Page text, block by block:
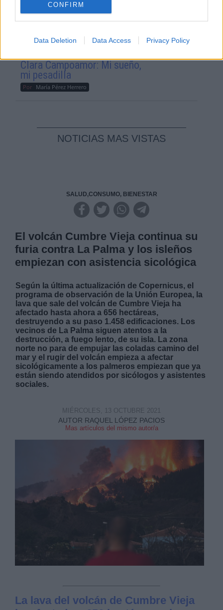
CONFIRM
Data Deletion Data Access Privacy Policy
Reconquista leonesa
Carlos Miranda
Clara Campoamor: Mi sueño,
mi pesadilla
Por María Pérez Herrero
NOTICIAS MAS VISTAS
SALUD,CONSUMO, BIENESTAR
El volcán Cumbre Vieja continua su
furia contra La Palma y los isleños
empiezan con asistencia sicológica
Según la última actualización de Copernicus, el
programa de observación de la Unión Europea, la
lava que sale del volcán de Cumbre Vieja ha
afectado hasta ahora a 656 hectáreas,
destruyendo a su paso 1.458 edificaciones. Los
vecinos de La Palma siguen atentos a la
destrucción, a fuego lento, de su isla. La zona
norte no para de empujar las coladas camino del
mar y el rugir del volcán empieza a afectar
sicológicamente a los palmeros empiezan que ya
están siendo atendidos por sicólogos y asistentes
sociales.
AUTOR RAQUEL LÓPEZ PACIOS
Mas artículos del mismo autor/a
MIÉRCOLES, 13 OCTUBRE 2021
La lava del volcán de Cumbre Vieja